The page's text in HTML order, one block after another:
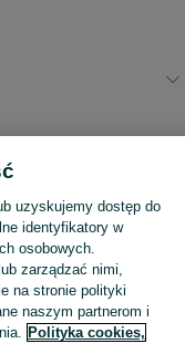
dla krolika
Zobacz
uzyskujemy dostęp do
identyfikatory w
osobowych.
zarządzać nimi,
na stronie polityki
naszym partnerom i
Polityka cookies,